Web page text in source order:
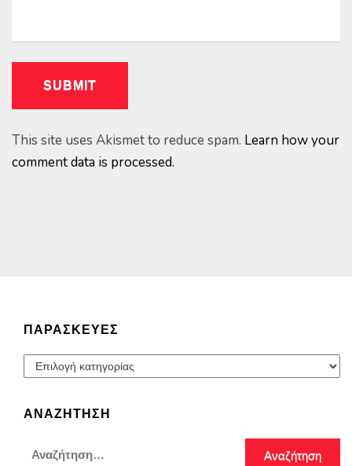
This site uses Akismet to reduce spam. Learn how your
comment data is processed.
ΠΑΡΑΣΚΕΥΈΣ
Παρασκευές
ΑΝΑΖΉΤΗΣΗ
Αναζήτηση